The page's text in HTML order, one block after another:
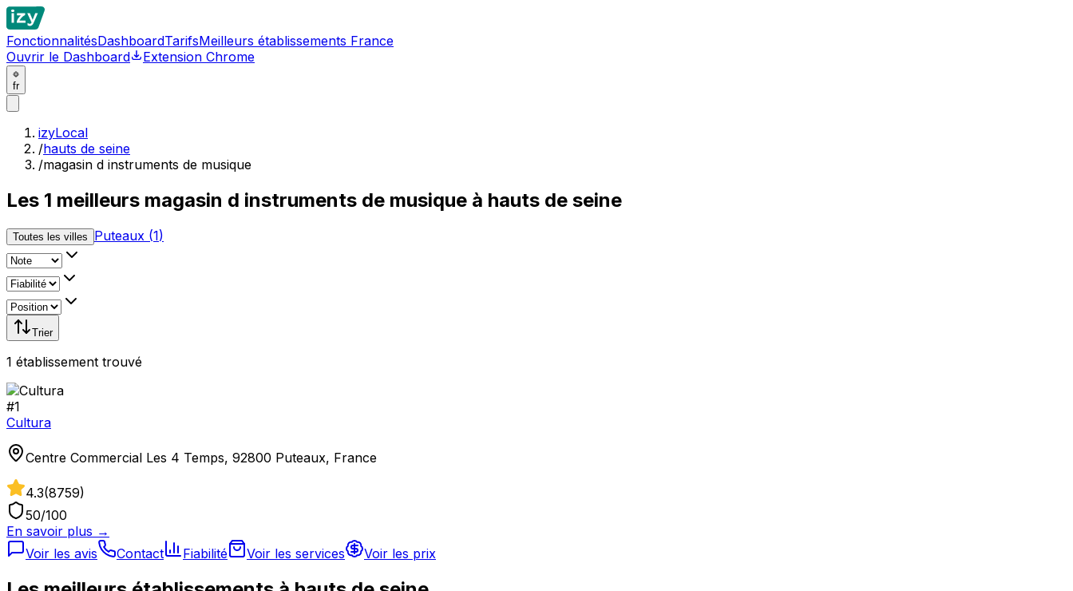
FonctionnalitésDashboardTarifsMeilleurs établissements France
Ouvrir le Dashboard
Extension Chrome
fr
izyLocal
/hauts de seine
/magasin d instruments de musique
Les 1 meilleurs magasin d instruments de musique à hauts de seine
Toutes les villes Puteaux (1)
Trier
1 établissement trouvé
#1
Cultura
Centre Commercial Les 4 Temps, 92800 Puteaux, France
4.3(8759)
50/100
En savoir plus →
Voir les avis
Contact Fiabilité Voir les services Voir les prix